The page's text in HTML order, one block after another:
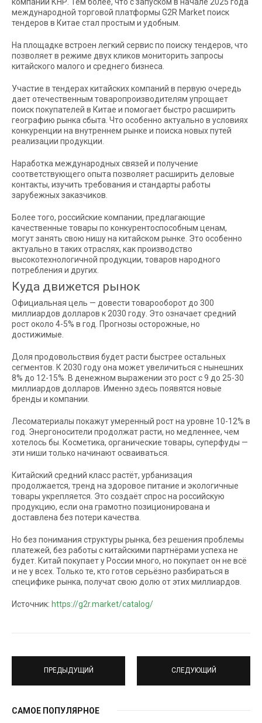
международной торговой платформы G2R Market поиск
тендеров в Китае стал простым и удобным.
На площадке встроен легкий сервис по поиску тендеров, что
позволяет в режиме двух кликов мониторить запросы
китайского малого и среднего бизнеса.
Участие в тендерах китайских компаний в первую очередь
дает отечественным товаропроизводителям упрощает
поиск покупателей в Китае и помогает быстро расширить
географию рынка сбыта. Что особенно актуально в условиях
конкуренции на внутреннем рынке и поиска новых путей
реализации продукции.
Наработка международных связей и получение
соответствующего опыта позволяет расширить деловые
контакты, изучить требования и стандарты работы
зарубежных заказчиков.
Более того, российские компании, предлагающие
качественные товары по конкурентоспособным ценам,
могут занять свою нишу на китайском рынке. Это особенно
актуально в таких отраслях, как производство
высокотехнологичной продукции, товаров народного
потребления и других.
Куда движется рынок
Официальная цель — довести товарооборот до 300
миллиардов долларов к 2030 году. Это означает средний
рост около 4-5% в год. Прогнозы осторожные, но
достижимые.
Доля продовольствия будет расти быстрее остальных
сегментов. К 2030 году она может увеличиться с нынешних
8% до 12-15%. В денежном выражении это рост с 9 до 25-30
миллиардов долларов. Именно здесь появятся новые
бренды и компании.
Лесоматериалы покажут умеренный рост на уровне 10-12% в
год. Энергоносители продолжат расти, но медленнее, чем
хотелось бы. Косметика, органические товары, суперфуды —
эти ниши только начинают осваиваться.
Китайский средний класс растёт, урбанизация
продолжается, тренд на здоровое питание и экологичные
товары укрепляется. Это создаёт спрос на российскую
продукцию, если она грамотно позиционирована и
доставлена без потери качества.
Но без понимания структуры рынка, без решения проблемы
платежей, без работы с китайскими партнёрами успеха не
будет. Китай покупает у России много, но покупает он не всё
и не у всех. Только те, кто готов серьёзно разбираться в
специфике рынка, получат свою долю от этих миллиардов.
Источник: https://g2r.market/catalog/
ПРЕДЫДУЩИЙ СЛЕДУЮЩИЙ
САМОЕ ПОПУЛЯРНОЕ